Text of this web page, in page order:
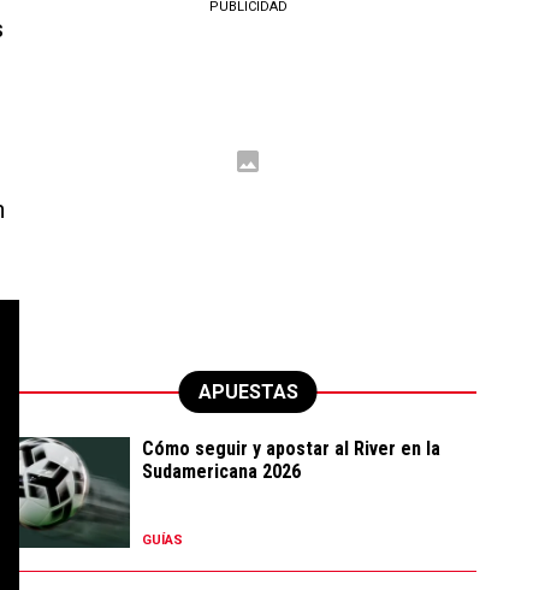
PUBLICIDAD
APUESTAS
Cómo seguir y apostar al River en la
Sudamericana 2026
GUÍAS